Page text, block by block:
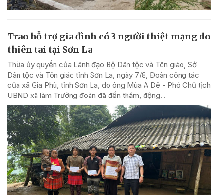
Trao hỗ trợ gia đình có 3 người thiệt mạng do
thiên tai tại Sơn La
Thừa ủy quyền của Lãnh đạo Bộ Dân tộc và Tôn giáo, Sở
Dân tộc và Tôn giáo tỉnh Sơn La, ngày 7/8, Đoàn công tác
của xã Gia Phù, tỉnh Sơn La, do ông Mùa A Dê - Phó Chủ tịch
UBND xã làm Trưởng đoàn đã đến thăm, động...